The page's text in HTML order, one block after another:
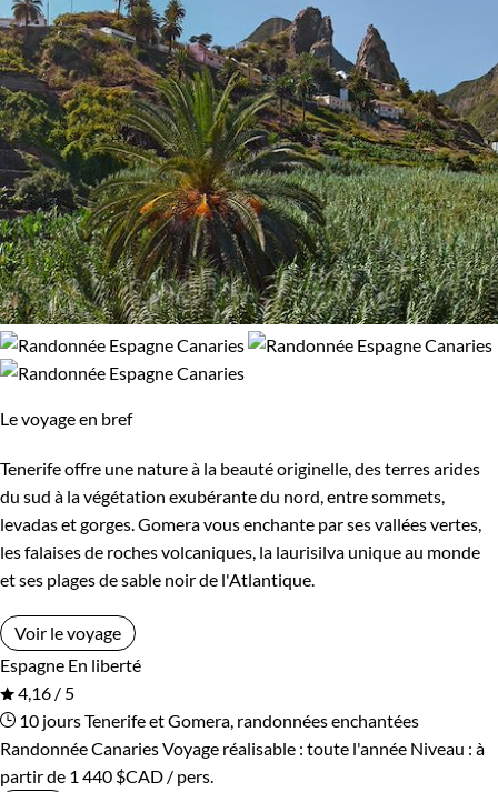
Le voyage en bref
Tenerife offre une nature à la beauté originelle, des terres arides
du sud à la végétation exubérante du nord, entre sommets,
levadas et gorges. Gomera vous enchante par ses vallées vertes,
les falaises de roches volcaniques, la laurisilva unique au monde
et ses plages de sable noir de l'Atlantique.
Voir le voyage
Espagne En liberté
4,16 / 5
10 joursTenerife et Gomera, randonnées enchantées
Randonnée CanariesVoyage réalisable : toute l'année Niveau : à
partir de 1 440 $CAD / pers.